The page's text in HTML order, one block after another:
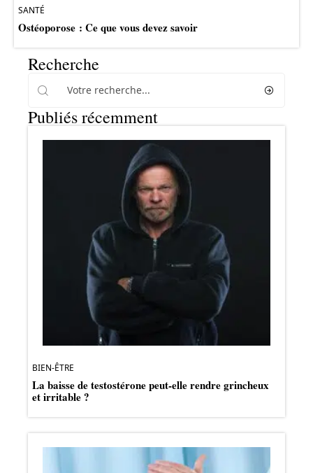
SANTÉ
Ostéoporose : Ce que vous devez savoir
Recherche
Publiés récemment
BIEN-ÊTRE
La baisse de testostérone peut-elle rendre grincheux
et irritable ?